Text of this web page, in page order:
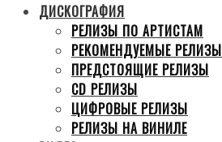
ДИСКОГРАФИЯ
РЕЛИЗЫ ПО АРТИСТАМ
РЕКОМЕНДУЕМЫЕ РЕЛИЗЫ
ПРЕДСТОЯЩИЕ РЕЛИЗЫ
CD РЕЛИЗЫ
ЦИФРОВЫЕ РЕЛИЗЫ
РЕЛИЗЫ НА ВИНИЛЕ